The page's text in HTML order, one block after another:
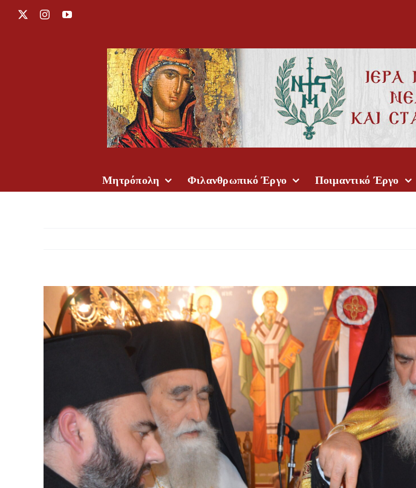
Μετάβαση
InstagramYouTube
Μητρόπολη Φιλανθρωπικό Έργο Ποιμαντικό Έργο
Προβολή
μεγαλύτερης
εικόνας